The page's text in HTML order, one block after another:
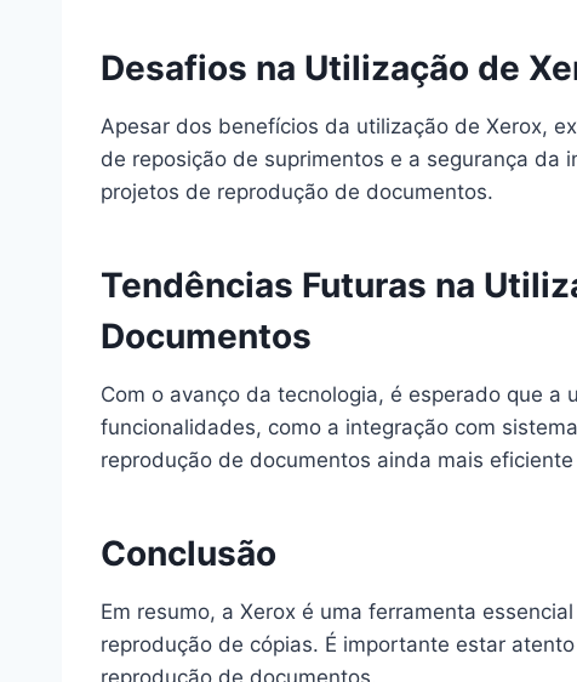
Desafios na Utilização de
Apesar dos benefícios da utilização de Xerox,
de reposição de suprimentos e a segurança
projetos de reprodução de documentos.
Tendências Futuras na
Documentos
Com o avanço da tecnologia, é esperado que
funcionalidades, como a integração com
reprodução de documentos ainda mais
Conclusão
Em resumo, a Xerox é uma ferramenta
reprodução de cópias. É importante estar
reprodução de documentos.